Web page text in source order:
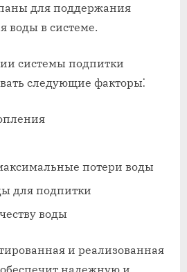
для поддержания
воды в системе.
системы подпитки
следующие факторы⁚
потери воды
для подпитки
воды
и реализованная